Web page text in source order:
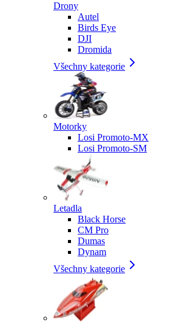
Drony
Autel
Birds Eye
DJI
Dromida
Všechny kategorie
Motorky
Losi Promoto-MX
Losi Promoto-SM
Letadla
Black Horse
CM Pro
Dumas
Dynam
Všechny kategorie